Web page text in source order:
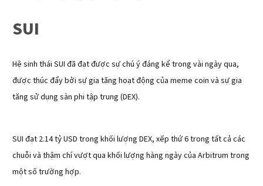
SUI
Hệ sinh thái SUI đã đạt được sự chú ý đáng kể trong vài ngày qua,
được thúc đẩy bởi sự gia tăng hoạt động của meme coin và sự gia
tăng sử dụng sàn phi tập trung (DEX).
SUI đạt 2.14 tỷ USD trong khối lượng DEX, xếp thứ 6 trong tất cả các
chuỗi và thậm chí vượt qua khối lượng hàng ngày của Arbitrum trong
một số trường hợp.